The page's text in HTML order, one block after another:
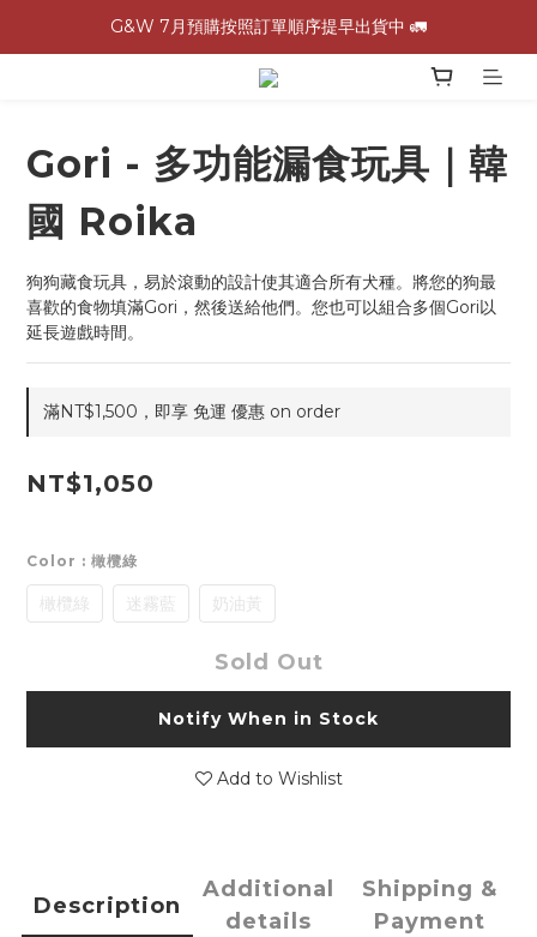
G&W 7月預購按照訂單順序提早出貨中 🚛
G&W 7月預購按照訂單順序提早出貨中 🚛
\ 加入會員領$60購物金，生日再領$100！/
G&W 7月預購按照訂單順序提早出貨中 🚛
Gori - 多功能漏食玩具｜韓
國 Roika
狗狗藏食玩具，易於滾動的設計使其適合所有犬種。將您的狗最
喜歡的食物填滿Gori，然後送給他們。您也可以組合多個Gori以
延長遊戲時間。
滿NT$1,500，即享 免運 優惠 on order
NT$1,050
Color : 橄欖綠
橄欖綠 迷霧藍 奶油黃
Sold Out
Notify When in Stock
Add to Wishlist
Description
Additional
details
Shipping &
Payment